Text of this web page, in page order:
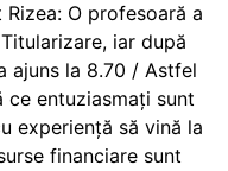
O profesoară a
iar după
ajuns la 8.70 / Astfel
ce entuziasmați sunt
experiență să vină la
financiare sunt